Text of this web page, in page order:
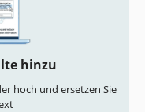
hinzu
hoch und ersetzen Sie